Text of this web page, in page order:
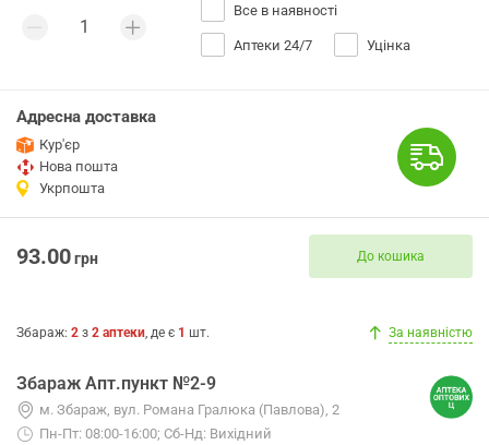
Все в наявності
Аптеки 24/7 Уцінка
Адресна доставка
Кур'єр
Нова пошта
Укрпошта
93.00грн До кошика
Збараж: 2 з 2 аптеки, де є 1 шт. За наявністю
Збараж Апт.пункт №2-9
м. Збараж, вул. Романа Гралюка (Павлова), 2
Пн-Пт: 08:00-16:00; Сб-Нд: Вихідний